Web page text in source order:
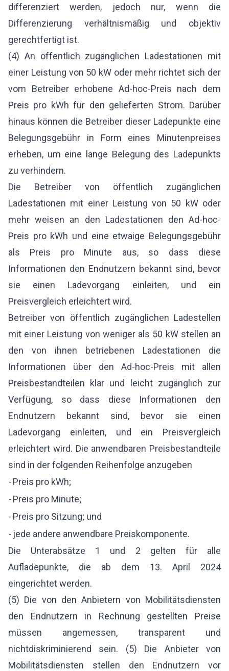
differenziert werden, jedoch nur, wenn die
Differenzierung verhältnismäßig und objektiv
gerechtfertigt ist.
(4) An öffentlich zugänglichen Ladestationen mit
einer Leistung von 50 kW oder mehr richtet sich der
vom Betreiber erhobene Ad-hoc-Preis nach dem
Preis pro kWh für den gelieferten Strom. Darüber
hinaus können die Betreiber dieser Ladepunkte eine
Belegungsgebühr in Form eines Minutenpreises
erheben, um eine lange Belegung des Ladepunkts
zu verhindern.
Die Betreiber von öffentlich zugänglichen
Ladestationen mit einer Leistung von 50 kW oder
mehr weisen an den Ladestationen den Ad-hoc-
Preis pro kWh und eine etwaige Belegungsgebühr
als Preis pro Minute aus, so dass diese
Informationen den Endnutzern bekannt sind, bevor
sie einen Ladevorgang einleiten, und ein
Preisvergleich erleichtert wird.
Betreiber von öffentlich zugänglichen Ladestellen
mit einer Leistung von weniger als 50 kW stellen an
den von ihnen betriebenen Ladestationen die
Informationen über den Ad-hoc-Preis mit allen
Preisbestandteilen klar und leicht zugänglich zur
Verfügung, so dass diese Informationen den
Endnutzern bekannt sind, bevor sie einen
Ladevorgang einleiten, und ein Preisvergleich
erleichtert wird. Die anwendbaren Preisbestandteile
sind in der folgenden Reihenfolge anzugeben
-Preis pro kWh;
-Preis pro Minute;
-Preis pro Sitzung; und
- jede andere anwendbare Preiskomponente.
Die Unterabsätze 1 und 2 gelten für alle
Aufladepunkte, die ab dem 13. April 2024
eingerichtet werden.
(5) Die von den Anbietern von Mobilitätsdiensten
den Endnutzern in Rechnung gestellten Preise
müssen angemessen, transparent und
nichtdiskriminierend sein. (5) Die Anbieter von
Mobilitätsdiensten stellen den Endnutzern vor